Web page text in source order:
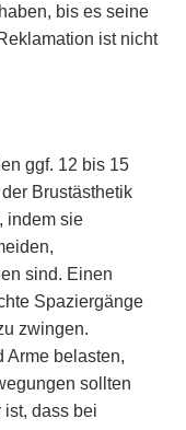
bis es seine
ist nicht
ggf. 12 bis 15
Brustästhetik
indem sie
sind. Einen
Spaziergänge
zwingen.
Arme belasten,
sollten
ist, dass bei